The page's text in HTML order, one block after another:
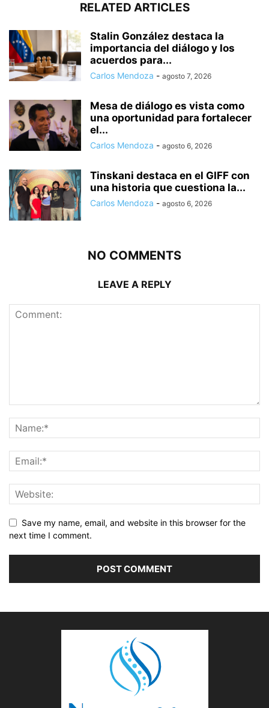
RELATED ARTICLES
Stalin González destaca la
importancia del diálogo y los
acuerdos para...
Carlos Mendoza - agosto 7, 2026
Mesa de diálogo es vista como
una oportunidad para fortalecer
el...
Carlos Mendoza - agosto 6, 2026
Tinskani destaca en el GIFF con
una historia que cuestiona la...
Carlos Mendoza - agosto 6, 2026
NO COMMENTS
LEAVE A REPLY
Save my name, email, and website in this browser for the
next time I comment.